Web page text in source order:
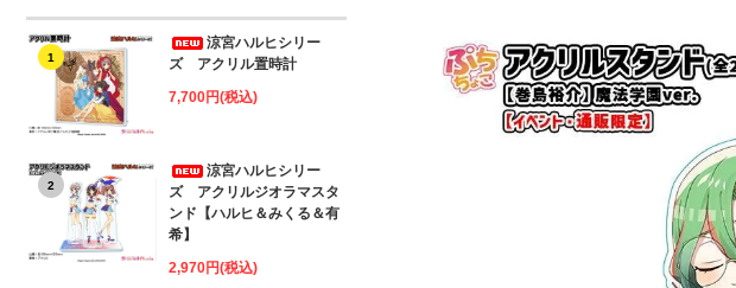
1
涼宮ハルヒシリー
ズ アクリル置時計
7,700円(税込)
2
涼宮ハルヒシリー
ズ アクリルジオラマスタ
ンド【ハルヒ＆みくる＆有
希】
2,970円(税込)